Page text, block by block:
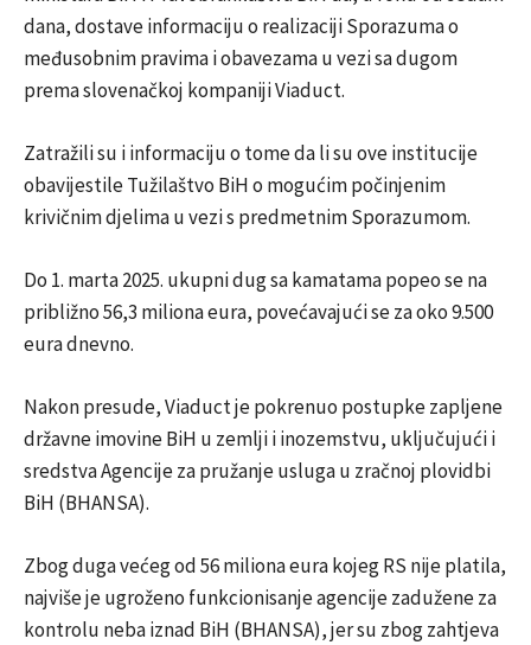
dana, dostave informaciju o realizaciji Sporazuma o
međusobnim pravima i obavezama u vezi sa dugom
prema slovenačkoj kompaniji Viaduct.
Zatražili su i informaciju o tome da li su ove institucije
obavijestile Tužilaštvo BiH o mogućim počinjenim
krivičnim djelima u vezi s predmetnim Sporazumom.
Do 1. marta 2025. ukupni dug sa kamatama popeo se na
približno 56,3 miliona eura, povećavajući se za oko 9.500
eura dnevno.
Nakon presude, Viaduct je pokrenuo postupke zapljene
državne imovine BiH u zemlji i inozemstvu, uključujući i
sredstva Agencije za pružanje usluga u zračnoj plovidbi
BiH (BHANSA).
Zbog duga većeg od 56 miliona eura kojeg RS nije platila,
najviše je ugroženo funkcionisanje agencije zadužene za
kontrolu neba iznad BiH (BHANSA), jer su zbog zahtjeva